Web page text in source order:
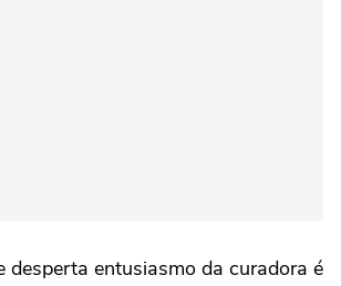
desperta entusiasmo da curadora é